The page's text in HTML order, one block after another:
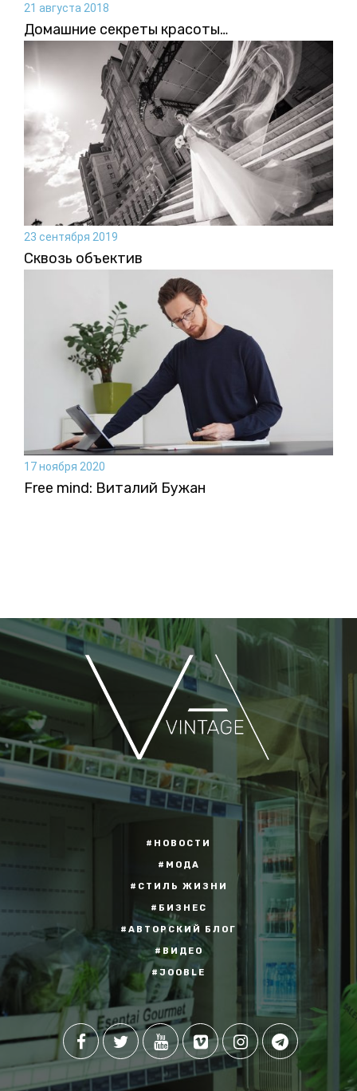
21 августа 2018
Домашние секреты красоты…
23 сентября 2019
Сквозь объектив
17 ноября 2020
Free mind: Виталий Бужан
#НОВОСТИ
#МОДА
#СТИЛЬ ЖИЗНИ
#БИЗНЕС
#АВТОРСКИЙ БЛОГ
#ВИДЕО
#JOOBLE